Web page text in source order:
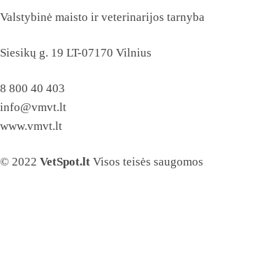
Valstybinė maisto ir veterinarijos tarnyba
Siesikų g. 19 LT-07170 Vilnius
8 800 40 403
info@vmvt.lt
www.vmvt.lt
© 2022 VetSpot.lt Visos teisės saugomos